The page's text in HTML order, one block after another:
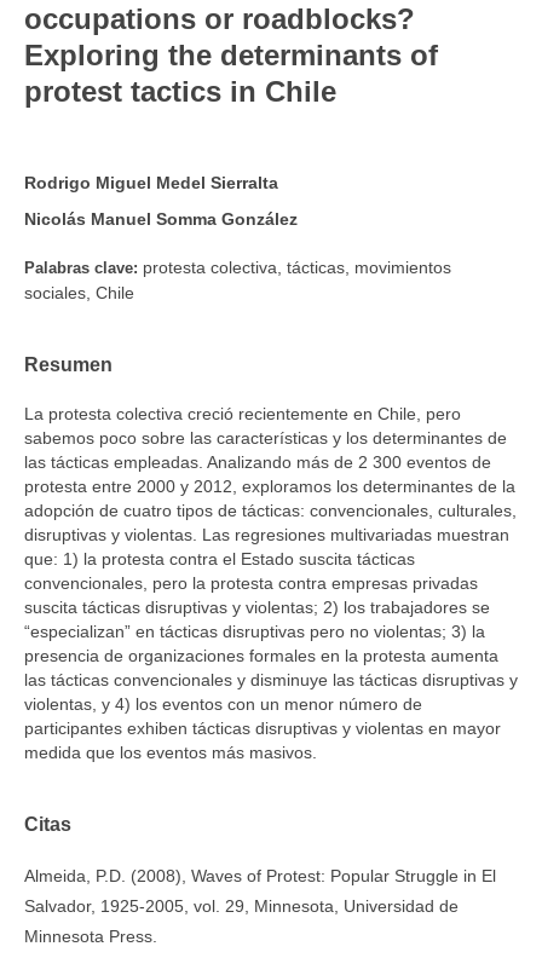
occupations or roadblocks?
Exploring the determinants of
protest tactics in Chile
Rodrigo Miguel Medel Sierralta
Nicolás Manuel Somma González
Palabras clave: protesta colectiva, tácticas, movimientos
sociales, Chile
Resumen
La protesta colectiva creció recientemente en Chile, pero
sabemos poco sobre las características y los determinantes de
las tácticas empleadas. Analizando más de 2 300 eventos de
protesta entre 2000 y 2012, exploramos los determinantes de la
adopción de cuatro tipos de tácticas: convencionales, culturales,
disruptivas y violentas. Las regresiones multivariadas muestran
que: 1) la protesta contra el Estado suscita tácticas
convencionales, pero la protesta contra empresas privadas
suscita tácticas disruptivas y violentas; 2) los trabajadores se
“especializan” en tácticas disruptivas pero no violentas; 3) la
presencia de organizaciones formales en la protesta aumenta
las tácticas convencionales y disminuye las tácticas disruptivas y
violentas, y 4) los eventos con un menor número de
participantes exhiben tácticas disruptivas y violentas en mayor
medida que los eventos más masivos.
Citas
Almeida, P.D. (2008), Waves of Protest: Popular Struggle in El
Salvador, 1925-2005, vol. 29, Minnesota, Universidad de
Minnesota Press.